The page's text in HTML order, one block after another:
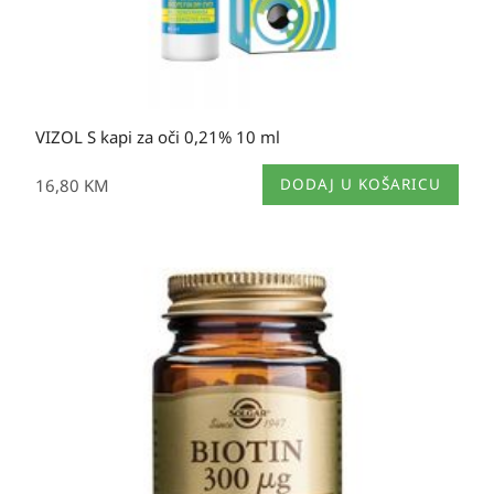
VIZOL S kapi za oči 0,21% 10 ml
16,80 KM DODAJ U KOŠARICU